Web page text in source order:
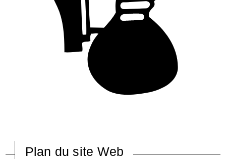
Plan du site Web